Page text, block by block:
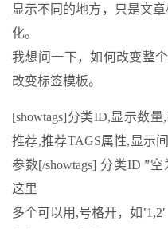
显示不同的地方，只是文
化。
我想问一下，如何改变整
改变标签模板。
[showtags]分类ID,显示数
推荐,推荐TAGS属性,显示
参数[/showtags] 分类ID ”
这里
多个可以用,号格开，如’1,2′